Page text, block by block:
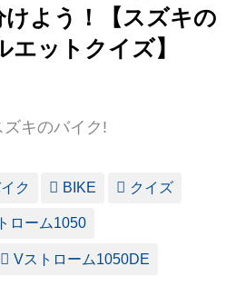
けよう！【スズキの
ットクイズ】
キのバイク!
ク BIKE クイズ
ローム1050
Vストローム1050DE